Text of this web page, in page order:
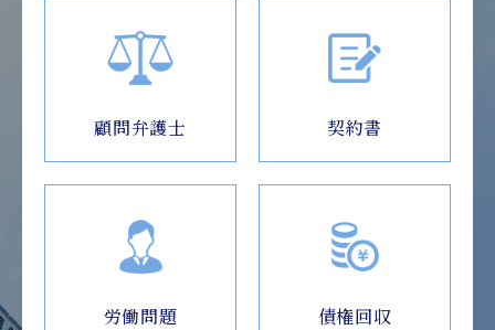
顧問弁護士 契約書
労働問題 債権回収